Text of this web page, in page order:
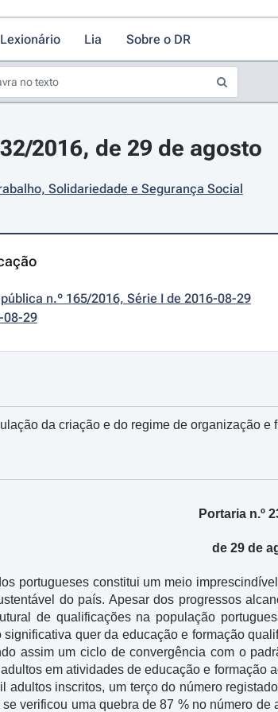
Lexionário Lia Sobre o DR
2016, de 29 de agosto
Solidariedade e Segurança Social
n.º 165/2016, Série I de 2016-08-29
08-29
da criação e do regime de organização
Portaria n.º
de 29 de
portugueses constitui um meio
do país. Apesar dos progressos
de qualificações na população
quer da educação e formação
assim um ciclo de convergência com o
em atividades de educação e
adultos inscritos, um terço do número
verificou uma quebra de 87 % no número